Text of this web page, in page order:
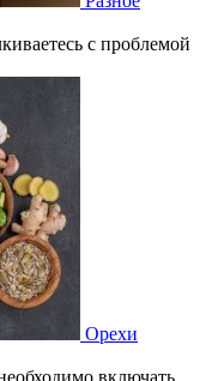
с проблемой
Орехи
включать